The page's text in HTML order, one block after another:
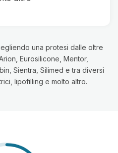
una protesi dalle oltre
Eurosilicone, Mentor,
Sientra, Silimed e tra diversi
lipofilling e molto altro.